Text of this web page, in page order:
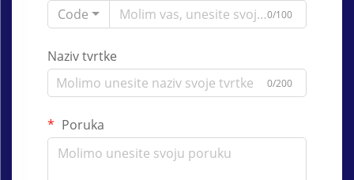
Code
0/100
Naziv tvrtke
0/200
Poruka